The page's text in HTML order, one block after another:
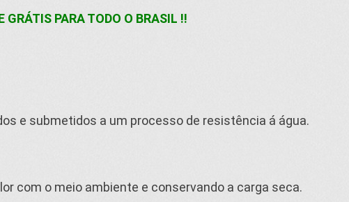
GRÁTIS PARA TODO O BRASIL !!
e submetidos a um processo de resistência á água.
com o meio ambiente e conservando a carga seca.